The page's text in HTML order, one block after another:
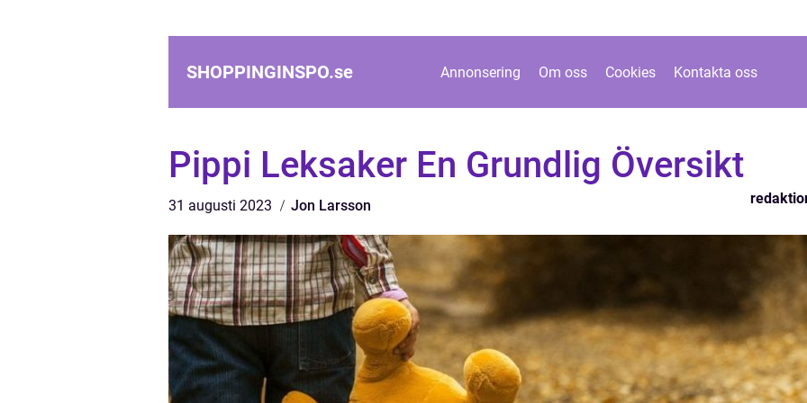
SHOPPINGINSPO.se Annonsering Om oss Cookies Kontakta oss
Pippi Leksaker En Grundlig Översikt
31 augusti 2023 Jon Larsson